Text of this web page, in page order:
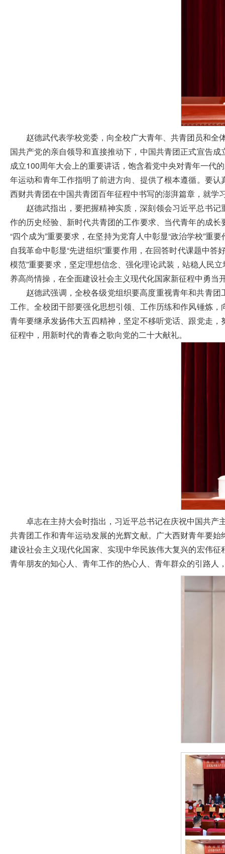
赵德武代表学校党委，向全校广大青年、共青团员和
国共产党的亲自领导和直接推动下，中国共青团正式宣告
成立100周年大会上的重要讲话，饱含着党中央对青年一代
年运动和青年工作指明了前进方向、提供了根本遵循。要
西财共青团在中国共青团百年征程中书写的澎湃篇章，就
赵德武指出，要把握精神实质，深刻领会习近平总书
作的历史经验、新时代共青团的工作要求、当代青年的成
“四个成为”重要要求，在坚持为党育人中彰显“政治学校”重
自我革命中彰显“先进组织”重要作用，在回答时代课题中
模范”重要要求，坚定理想信念、强化理论武装，站稳人民
养高尚情操，在全面建设社会主义现代化国家新征程中勇当
赵德武强调，全校各级党组织要高度重视青年和共青
工作。全校团干部要强化思想引领、工作历练和作风锤炼
青年要继承发扬伟大五四精神，坚定不移听党话、跟党走
征程中，用新时代的青春之歌向党的二十大献礼。
卓志在主持大会时指出，习近平总书记在庆祝中国共
共青团工作和青年运动发展的光辉文献。广大西财青年要
建设社会主义现代化国家、实现中华民族伟大复兴的宏伟
青年朋友的知心人、青年工作的热心人、青年群众的引路